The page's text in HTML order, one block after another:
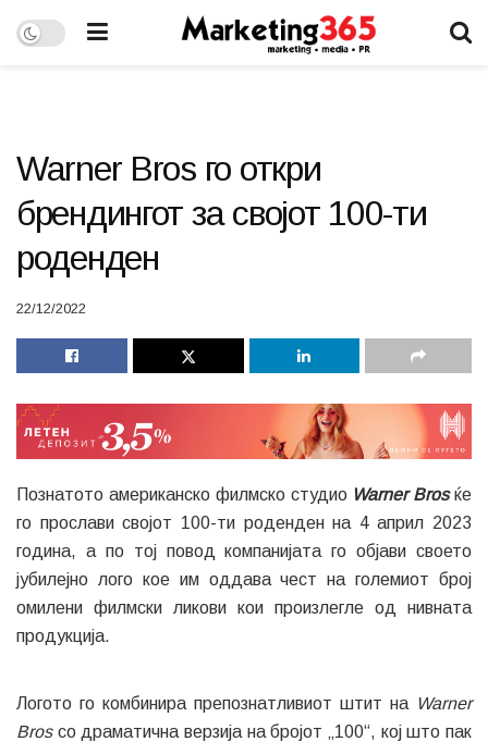
Warner Bros го откри
брендингот за својот 100-ти
роденден
22/12/2022
Познатото американско филмско студио Warner Brosќе
го прослави својот 100-ти роденден на 4 април 2023
година, а по тој повод компанијата го објави своето
јубилејно лого кое им оддава чест на големиот број
омилени филмски ликови кои произлегле од нивната
продукција.
Логото го комбинира препознатливиот штит наWarner
Brosсо драматична верзија на бројот „100“, кој што пак